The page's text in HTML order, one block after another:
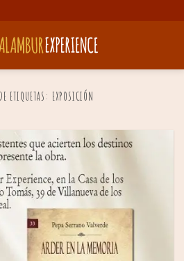
ETIQUETAS: EXPOSICIÓN